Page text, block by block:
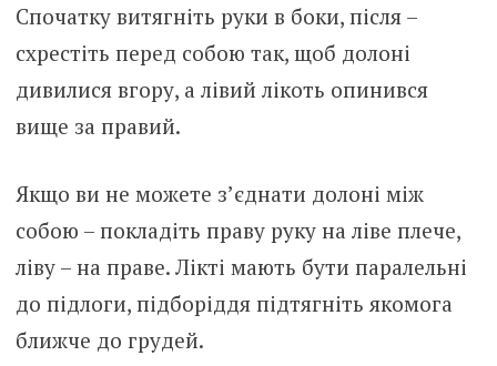
Спочатку витягніть руки в боки, після –
схрестіть перед собою так, щоб долоні
дивилися вгору, а лівий лікоть опинився
вище за правий.
Якщо ви не можете з’єднати долоні між
собою – покладіть праву руку на ліве плече,
ліву – на праве. Лікті мають бути паралельні
до підлоги, підборіддя підтягніть якомога
ближче до грудей.